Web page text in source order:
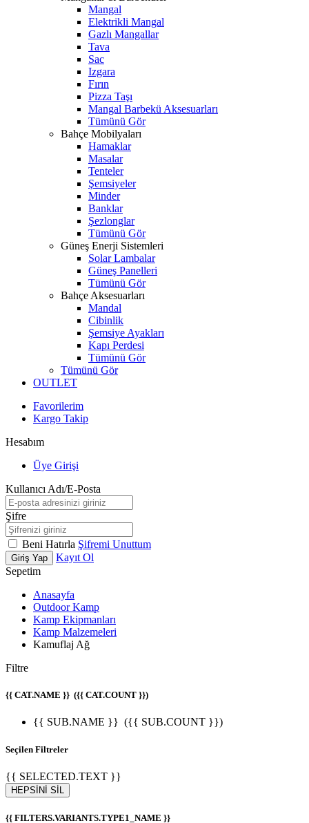
Mangal
Elektrikli Mangal
Gazlı Mangallar
Tava
Sac
Izgara
Fırın
Pizza Taşı
Mangal Barbekü Aksesuarları
Tümünü Gör
Bahçe Mobilyaları
Hamaklar
Masalar
Tenteler
Şemsiyeler
Minder
Banklar
Şezlonglar
Tümünü Gör
Güneş Enerji Sistemleri
Solar Lambalar
Güneş Panelleri
Tümünü Gör
Bahçe Aksesuarları
Mandal
Cibinlik
Şemsiye Ayakları
Kapı Perdesi
Tümünü Gör
Tümünü Gör
OUTLET
Favorilerim
Kargo Takip
Hesabım
Üye Girişi
Kullanıcı Adı/E-Posta
Şifre
Beni Hatırla Şifremi Unuttum
Giriş Yap
Kayıt Ol
Sepetim
Anasayfa
Outdoor Kamp
Kamp Ekipmanları
Kamp Malzemeleri
Kamuflaj Ağ
Filtre
{{ CAT.NAME }} ({{ CAT.COUNT }})
{{ SUB.NAME }} ({{ SUB.COUNT }})
Seçilen Filtreler
{{ SELECTED.TEXT }}
HEPSİNİ SİL
{{ FILTERS.VARIANTS.TYPE1_NAME }}